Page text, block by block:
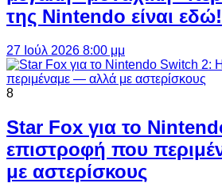
της Nintendo είναι εδώ!
27 Ιούλ 2026 8:00 μμ
8
Star Fox για το
επιστροφή που
με αστερίσκους